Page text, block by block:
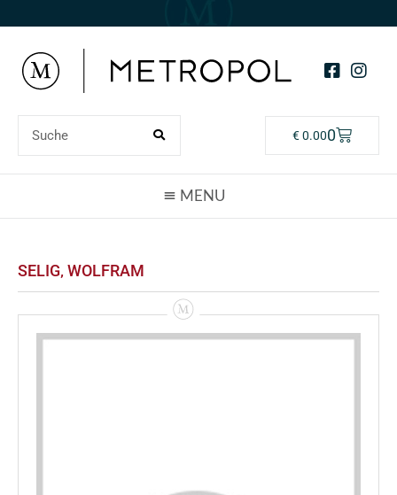
€0.000
SELIG‚ WOLFRAM